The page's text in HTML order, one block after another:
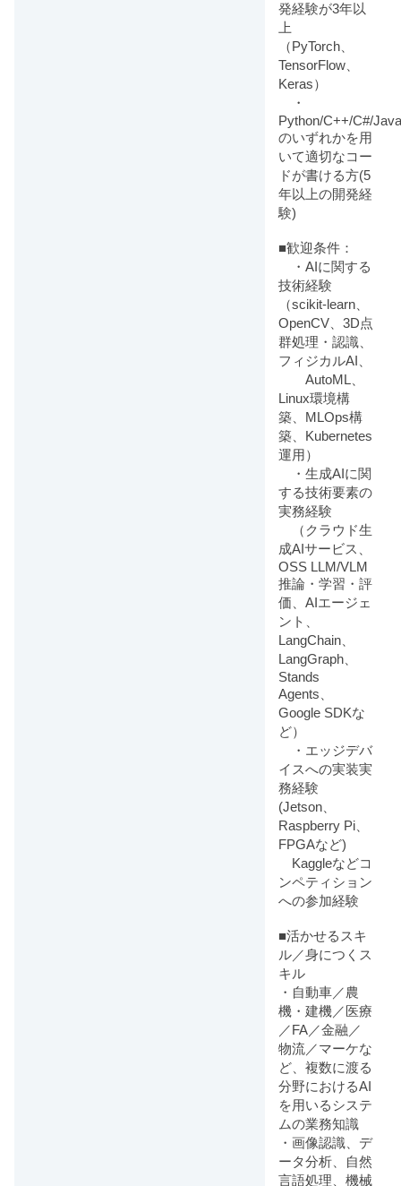
発経験が3年以
上
（PyTorch、
TensorFlow、
Keras）
・
Python/C++/C#/
のいずれかを用
いて適切なコー
ドが書ける方(5
年以上の開発経
験)
■歓迎条件：
・AIに関する
技術経験
（scikit-learn、
OpenCV、3D点
群処理・認識、
フィジカルAI、
AutoML、
Linux環境構
築、MLOps構
築、Kubernetes
運用）
・生成AIに関
する技術要素の
実務経験
（クラウド生
成AIサービス、
OSS LLM/VLM
推論・学習・評
価、AIエージェ
ント、
LangChain、
LangGraph、
Stands
Agents、
Google SDKな
ど）
・エッジデバ
イスへの実装実
務経験
(Jetson、
Raspberry Pi、
FPGAなど)
Kaggleなどコ
ンペティション
への参加経験
■活かせるスキ
ル／身につくス
キル
・自動車／農
機・建機／医療
／FA／金融／
物流／マーケな
ど、複数に渡る
分野におけるAI
を用いるシステ
ムの業務知識
・画像認識、デ
ータ分析、自然
言語処理、機械